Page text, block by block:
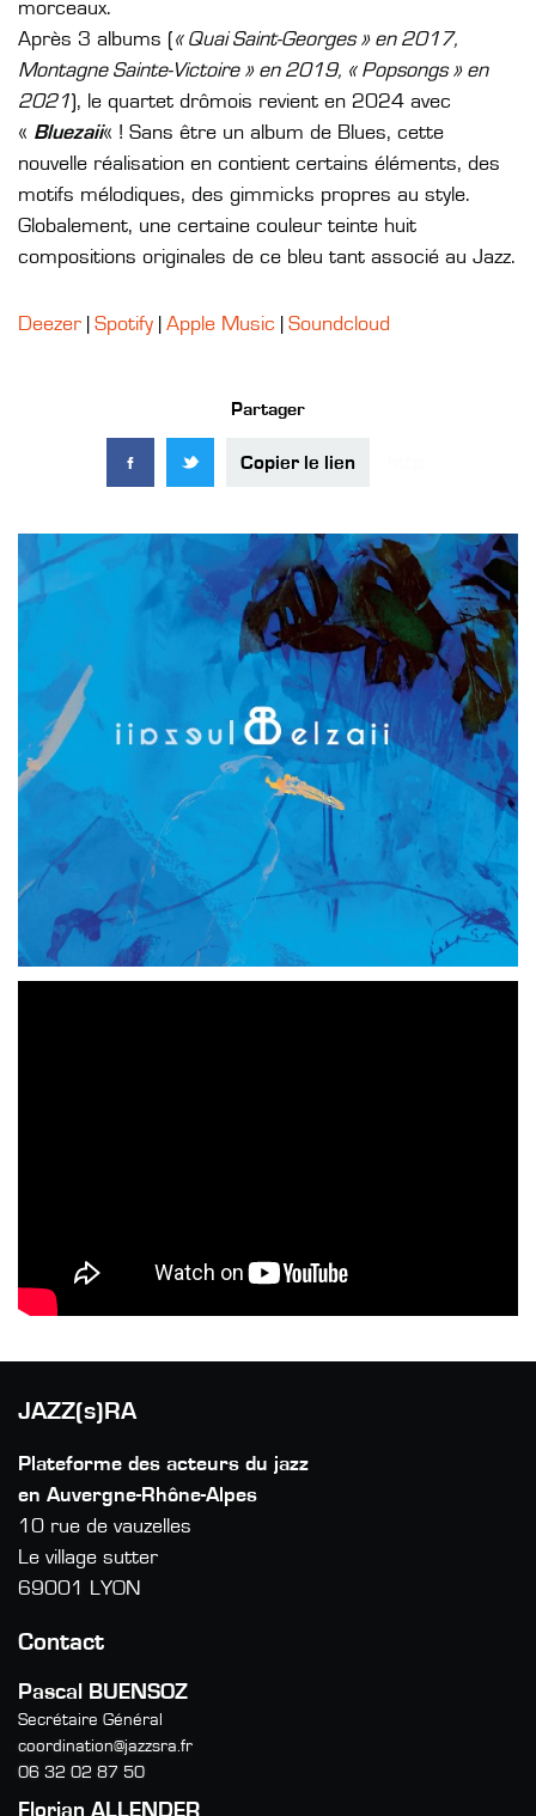
morceaux.
Après 3 albums (« Quai Saint-Georges » en 2017,
Montagne Sainte-Victoire » en 2019, « Popsongs » en
2021), le quartet drômois revient en 2024 avec
« Bluezaii« ! Sans être un album de Blues, cette
nouvelle réalisation en contient certains éléments, des
motifs mélodiques, des gimmicks propres au style.
Globalement, une certaine couleur teinte huit
compositions originales de ce bleu tant associé au Jazz.
Deezer Spotify Apple Music Soundcloud
Partager
Copier le lien
JAZZ(s)RA
Plateforme des acteurs du jazz
en Auvergne-Rhône-Alpes
10 rue de vauzelles
Le village sutter
69001 LYON
Contact
Pascal BUENSOZ
Secrétaire Général
coordination@jazzsra.fr
06 32 02 87 50
Florian ALLENDER